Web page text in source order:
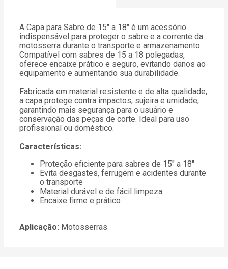
A Capa para Sabre de 15" a 18" é um acessório
indispensável para proteger o sabre e a corrente da
motosserra durante o transporte e armazenamento.
Compatível com sabres de 15 a 18 polegadas,
oferece encaixe prático e seguro, evitando danos ao
equipamento e aumentando sua durabilidade.
Fabricada em material resistente e de alta qualidade,
a capa protege contra impactos, sujeira e umidade,
garantindo mais segurança para o usuário e
conservação das peças de corte. Ideal para uso
profissional ou doméstico.
Características:
Proteção eficiente para sabres de 15" a 18"
Evita desgastes, ferrugem e acidentes durante
o transporte
Material durável e de fácil limpeza
Encaixe firme e prático
Aplicação: Motosserras